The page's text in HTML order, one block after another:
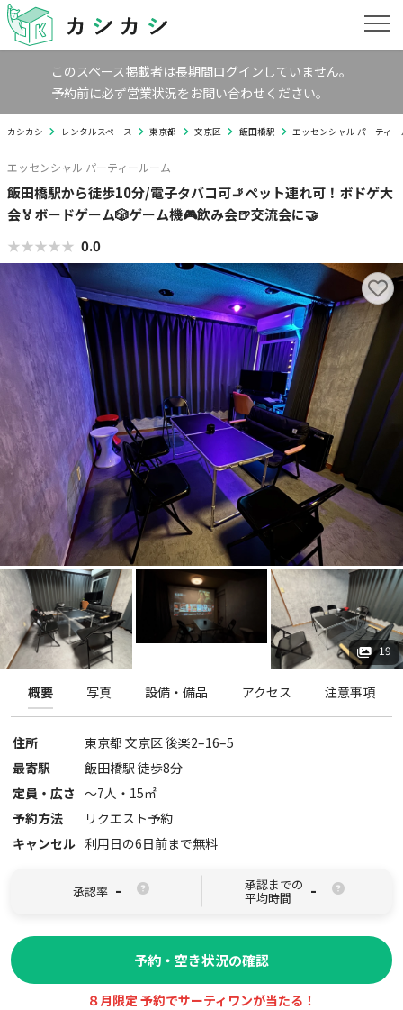
このスペース掲載者は長期間ログインしていません。
予約前に必ず営業状況をお問い合わせください。
カシカシ レンタルスペース 東京都 文京区 飯田橋駅 エッセンシャル パーティ
エッセンシャル パーティールーム
飯田橋駅から徒歩10分/電子タバコ可🚬ペット連れ可！ボドゲ大
会🏅ボードゲーム🎲ゲーム機🎮飲み会🍺交流会に🤝
★★★★★
★★★★★ 0.0
19
概要 写真 設備・備品 アクセス 注意事項
住所 東京都 文京区後楽2–16–5
最寄駅
飯田橋駅 徒歩8分
定員・広さ 〜7人・ 15㎡
予約方法
リクエスト予約
キャンセル 利用日の6日前まで無料
承認率 - 承認までの
平均時間 -
予約・空き状況の確認
８月限定 予約でサーティワンが当たる！